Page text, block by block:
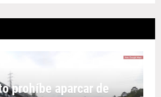
prohíbe aparcar de